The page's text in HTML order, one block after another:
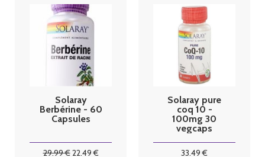
Solaray
Berbérine - 60
Capsules
29.99€22.49€
Solaray pure
coq 10 -
100mg 30
vegcaps
33.49 €